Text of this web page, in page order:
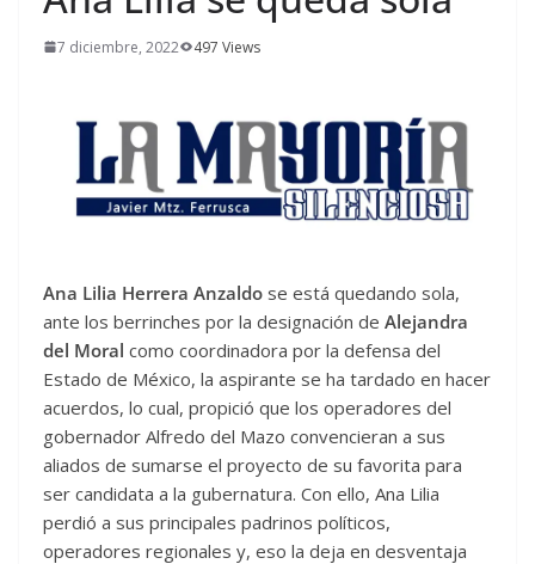
7 diciembre, 2022 497 Views
Ana Lilia Herrera Anzaldo se está quedando sola,
ante los berrinches por la designación de Alejandra
del Moral como coordinadora por la defensa del
Estado de México, la aspirante se ha tardado en hacer
acuerdos, lo cual, propició que los operadores del
gobernador Alfredo del Mazo convencieran a sus
aliados de sumarse el proyecto de su favorita para
ser candidata a la gubernatura. Con ello, Ana Lilia
perdió a sus principales padrinos políticos,
operadores regionales y, eso la deja en desventaja